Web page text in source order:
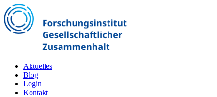
Zum Hauptinhalt springen
Aktuelles
Blog
Login
Kontakt